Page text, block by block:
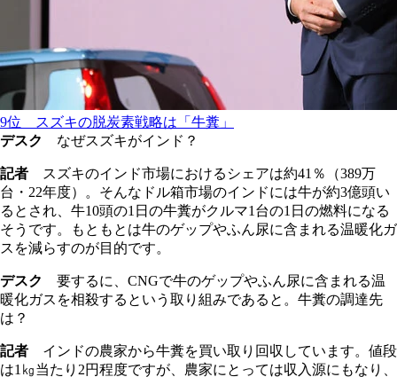
9位 スズキの脱炭素戦略は「牛糞」
デスク
なぜスズキがインド？
記者 スズキのインド市場におけるシェアは約41％（389万
台・22年度）。そんなドル箱市場のインドには牛が約3億頭い
るとされ、牛10頭の1日の牛糞がクルマ1台の1日の燃料になる
そうです。もともとは牛のゲップやふん尿に含まれる温暖化ガ
スを減らすのが目的です。
デスク
要するに、CNGで牛のゲップやふん尿に含まれる温
暖化ガスを相殺するという取り組みであると。牛糞の調達先
は？
記者 インドの農家から牛糞を買い取り回収しています。値段
は1㎏当たり2円程度ですが、農家にとっては収入源にもなり、